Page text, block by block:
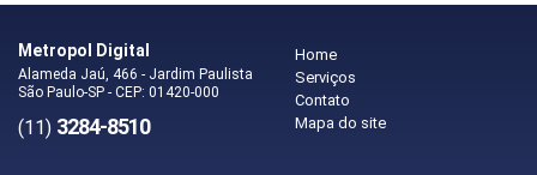
Metropol Digital
Alameda Jaú, 466 - Jardim Paulista
São Paulo-SP - CEP: 01420-000
(11) 3284-8510
Home
Serviços
Contato
Mapa do site